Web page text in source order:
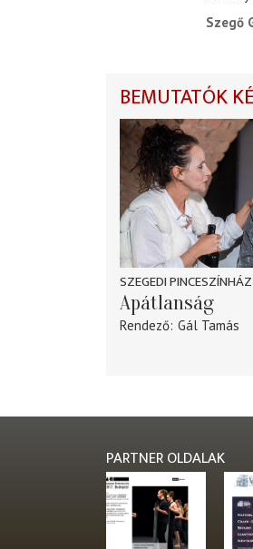
Szegő
BEMUTATÓK
SZEGEDI PINCESZÍNHÁZ
Apátlanság
Rendező Gál Tamás
PARTNER OLDALAK